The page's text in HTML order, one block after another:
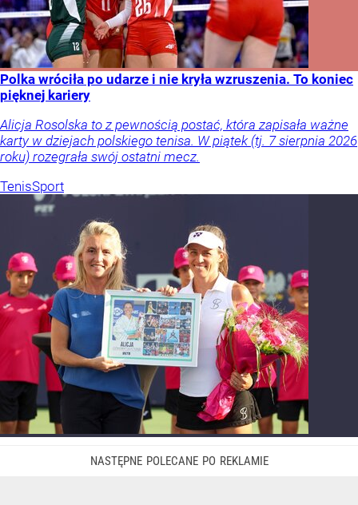
Polka wróciła po udarze i nie kryła wzruszenia. To koniec
pięknej kariery
Alicja Rosolska to z pewnością postać, która zapisała ważne
karty w dziejach polskiego tenisa. W piątek (tj. 7 sierpnia 2026
roku) rozegrała swój ostatni mecz.
TenisSport